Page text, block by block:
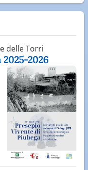
delle Torri
2025-2026